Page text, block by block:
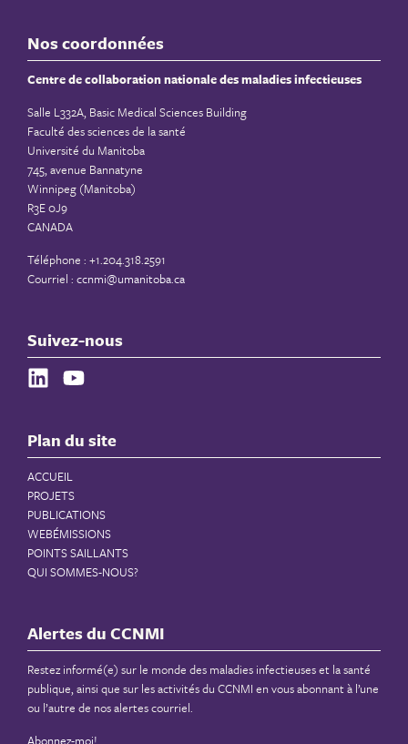
Nos coordonnées
Centre de collaboration nationale des maladies infectieuses
Salle L332A, Basic Medical Sciences Building
Faculté des sciences de la santé
Université du Manitoba
745, avenue Bannatyne
Winnipeg (Manitoba)
R3E 0J9
CANADA
Téléphone : +1.204.318.2591
Courriel : ccnmi@umanitoba.ca
Suivez-nous
Plan du site
ACCUEIL
PROJETS
PUBLICATIONS
WEBÉMISSIONS
POINTS SAILLANTS
QUI SOMMES-NOUS?
Alertes du CCNMI
Restez informé(e) sur le monde des maladies infectieuses et la santé
publique, ainsi que sur les activités du CCNMI en vous abonnant à l’une
ou l’autre de nos alertes courriel.
Abonnez-moi!